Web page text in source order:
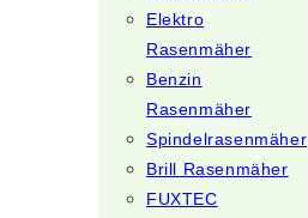
Elektro
Rasenmäher
Benzin
Rasenmäher
Spindelrasenmäher
Brill Rasenmäher
FUXTEC